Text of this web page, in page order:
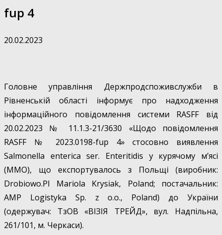
fup 4
20.02.2023
Головне управління Держпродспоживслужби в
Рівненській області інформує про надходження
інформаційного повідомлення системи RАSFF від
20.02.2023 № 11.1.3-21/3630 «Щодо повідомлення
RASFF № 2023.0198-fup 4» стосовно виявлення
Salmonella enterica ser. Enteritidis у курячому м’ясі
(ММО), що експортувалось з Польщі (виробник:
Drobiowo.Pl Mariola Krysiak, Poland; постачальник:
AMP Logistyka Sp. z o.o., Poland) до України
(одержувач: ТзОВ «ВІЗІЯ ТРЕЙД», вул. Надпільна,
261/101, м. Черкаси).